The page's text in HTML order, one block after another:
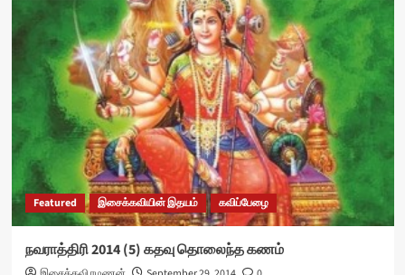
Featured இசைக்கவியின் இதயம் கவிப்பேழை
நவராத்திரி 2014 (5) கதவு தொலைந்த கணம்